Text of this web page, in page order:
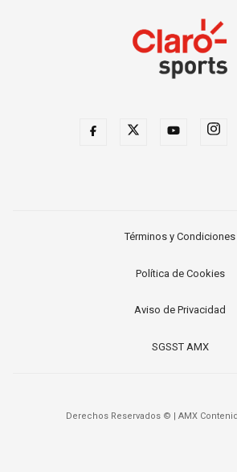
Términos y Condiciones
Política de Cookies
Aviso de Privacidad
SGSST AMX
Derechos Reservados © AMX